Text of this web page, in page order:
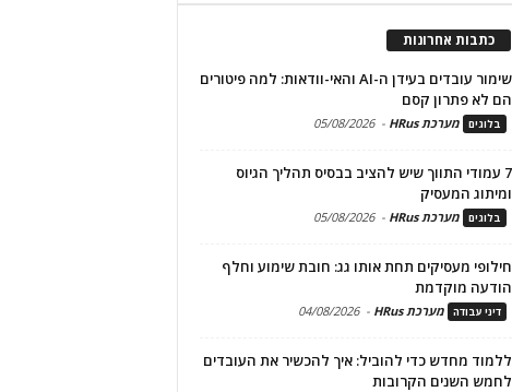
כתבות אחרונות
שימור עובדים בעידן ה-AI והאי-וודאות: למה פיטורים
הם לא פתרון קסם
בלוגים מערכת HRus -
05/08/2026
7 עמודי התווך שיש להציב בבסיס תהליך הגיוס
ומיתוג המעסיק
בלוגים מערכת HRus -
05/08/2026
חילופי מעסיקים תחת אותו גג: חובת שימוע וחלף
הודעה מוקדמת
דיני עבודה מערכת HRus -
04/08/2026
ללמוד מחדש כדי להוביל: איך להכשיר את העובדים
לחמש השנים הקרובות